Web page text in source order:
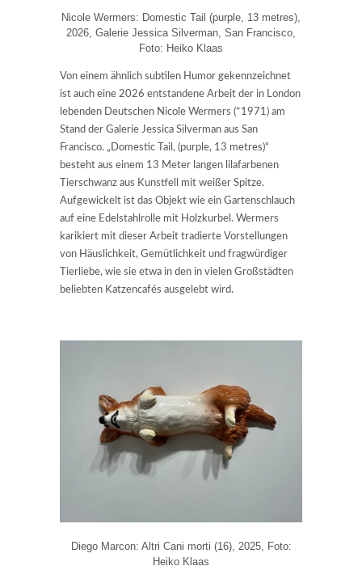
Nicole Wermers: Domestic Tail (purple, 13 metres),
2026, Galerie Jessica Silverman, San Francisco,
Foto: Heiko Klaas
Von einem ähnlich subtilen Humor gekennzeichnet
ist auch eine 2026 entstandene Arbeit der in London
lebenden Deutschen Nicole Wermers (*1971) am
Stand der Galerie Jessica Silverman aus San
Francisco. „Domestic Tail, (purple, 13 metres)“
besteht aus einem 13 Meter langen lilafarbenen
Tierschwanz aus Kunstfell mit weißer Spitze.
Aufgewickelt ist das Objekt wie ein Gartenschlauch
auf eine Edelstahlrolle mit Holzkurbel. Wermers
karikiert mit dieser Arbeit tradierte Vorstellungen
von Häuslichkeit, Gemütlichkeit und fragwürdiger
Tierliebe, wie sie etwa in den in vielen Großstädten
beliebten Katzencafés ausgelebt wird.
Diego Marcon: Altri Cani morti (16), 2025, Foto:
Heiko Klaas